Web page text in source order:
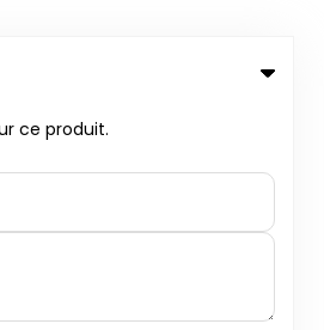
ce produit.